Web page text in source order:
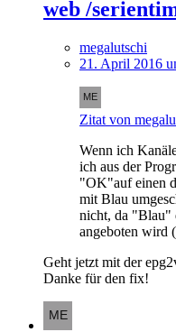
web /
megalutschi
21. April 2016
Zitat von
Wenn ich
ich aus der
"OK"auf einen
mit Blau
nicht, da "Blau"
angeboten wird
Geht jetzt mit der
Danke für den fix!